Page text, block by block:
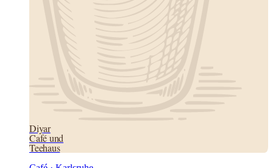
Diyar
Café und
Teehaus